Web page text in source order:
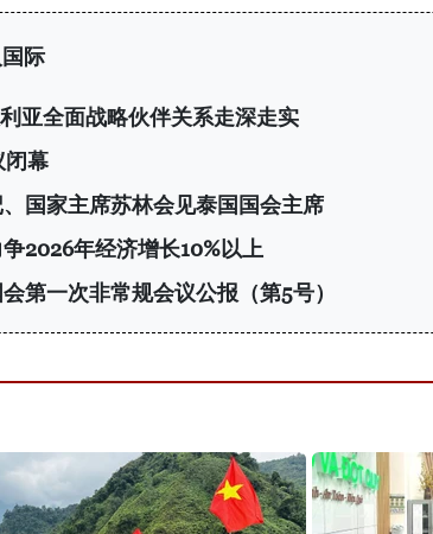
际
亚全面战略伙伴关系走深走实
闭幕
国家主席苏林会见泰国国会主席
2026年经济增长10%以上
第一次非常规会议公报（第5号）